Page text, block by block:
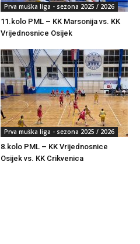
Prva muška liga - sezona 2025 / 2026
11.kolo PML – KK Marsonija vs. KK
Vrijednosnice Osijek
Prva muška liga - sezona 2025 / 2026
8.kolo PML – KK Vrijednosnice
Osijek vs. KK Crikvenica